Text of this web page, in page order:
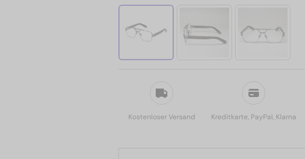
Kostenloser Versand Kreditkarte, PayPal, Klarna